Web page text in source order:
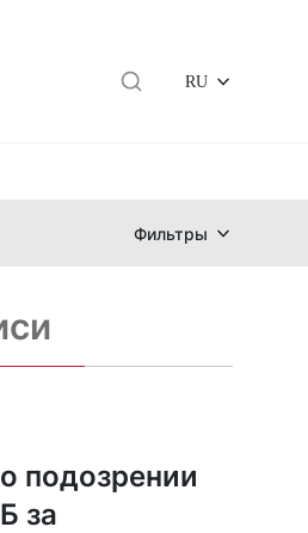
RU
Фильтры
подозрении
за